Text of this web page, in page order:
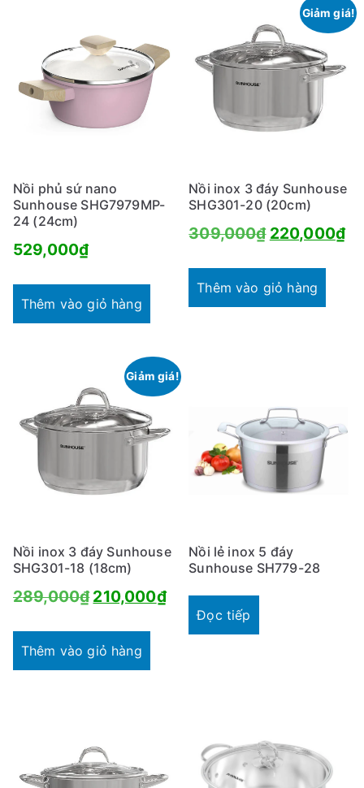
Nồi phủ sứ nano
Sunhouse SHG7979MP-
24 (24cm)
529,000₫
Thêm vào giỏ hàng
Giảm giá!
Nồi inox 3 đáy Sunhouse
SHG301-20 (20cm)
309,000₫ Giá
là:
220,000₫
Thêm vào giỏ hàng
Giảm giá!
Nồi inox 3 đáy Sunhouse
SHG301-18 (18cm)
289,000₫Giá
là:
210,000₫Giá
hiện
Thêm vào giỏ hàng
Nồi lẻ inox 5 đáy
Sunhouse SH779-28
Đọc tiếp